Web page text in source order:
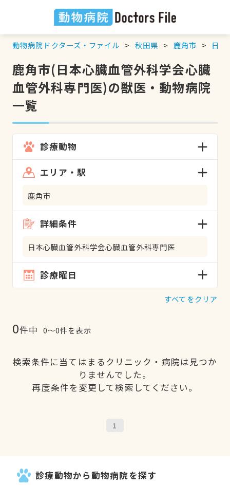
動物病院ドクターズ・ファイル 秋田県 鹿角市 日
鹿角市(日本心臓血管外科学会心臓
血管外科専門医)の獣医・動物病院
一覧
診療動物
エリア・駅
鹿角市
詳細条件
日本心臓血管外科学会心臓血管外科専門医
診療曜日
すべてをクリア
0件中 0〜0件を表示
検索条件に当てはまるクリニック・病院は見つか
りませんでした。
再度条件を変更して検索してください。
1
診療動物から動物病院を探す